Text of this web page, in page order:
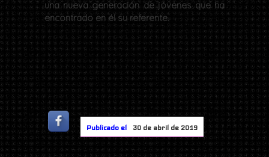
una nueva generación de jóvenes que ha
encontrado en él su referente.
Publicado el 30 de abril de 2019